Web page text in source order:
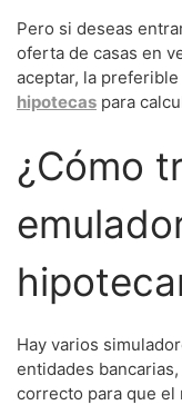
Pero si deseas
oferta de casas en
aceptar, la
hipotecas para
¿Cómo
Hay varios
entidades
correcto para que el